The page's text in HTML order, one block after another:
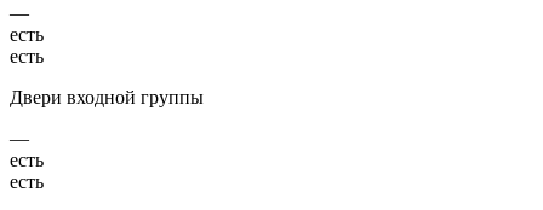
—
есть
есть
Двери входной группы
—
есть
есть